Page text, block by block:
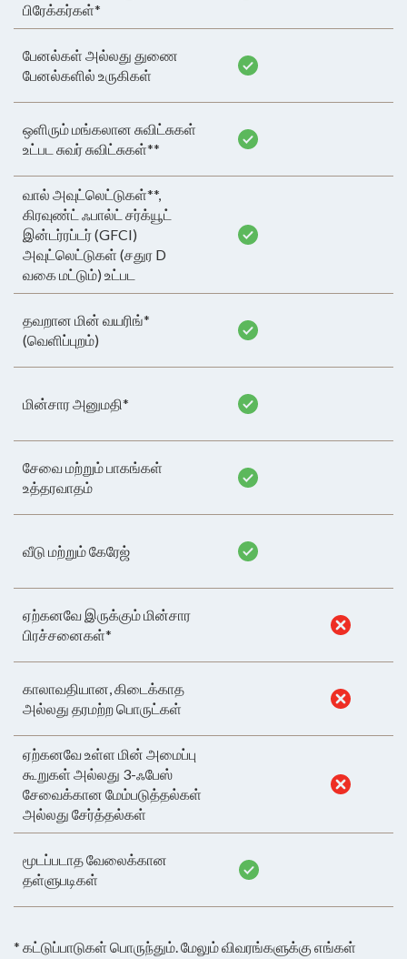
பிரேக்கர்கள்*
பேனல்கள் அல்லது துணை
பேனல்களில் உருகிகள்
ஒளிரும் மங்கலான சுவிட்சுகள்
உட்பட சுவர் சுவிட்சுகள்**
வால் அவுட்லெட்டுகள்**,
கிரவுண்ட் ஃபால்ட் சர்க்யூட்
இன்டர்ரப்டர் (GFCI)
அவுட்லெட்டுகள் (சதுர D
வகை மட்டும்) உட்பட
தவறான மின் வயரிங்*
(வெளிப்புறம்)
மின்சார அனுமதி*
சேவை மற்றும் பாகங்கள்
உத்தரவாதம்
வீடு மற்றும் கேரேஜ்
ஏற்கனவே இருக்கும் மின்சார
பிரச்சனைகள்*
காலாவதியான, கிடைக்காத
அல்லது தரமற்ற பொருட்கள்
ஏற்கனவே உள்ள மின் அமைப்பு
கூறுகள் அல்லது 3-ஃபேஸ்
சேவைக்கான மேம்படுத்தல்கள்
அல்லது சேர்த்தல்கள்
மூடப்படாத வேலைக்கான
தள்ளுபடிகள்
* கட்டுப்பாடுகள் பொருந்தும். மேலும் விவரங்களுக்கு எங்கள்